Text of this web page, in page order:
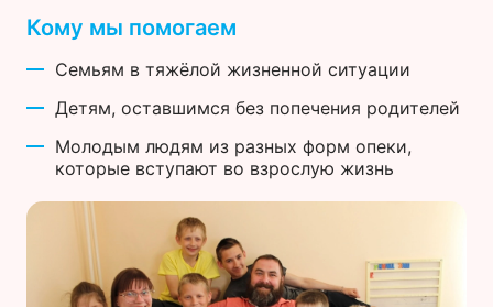
Кому мы помогаем
Семьям в тяжёлой жизненной ситуации
Детям, оставшимся без попечения родителей
Молодым людям из разных форм опеки,
которые вступают во взрослую жизнь